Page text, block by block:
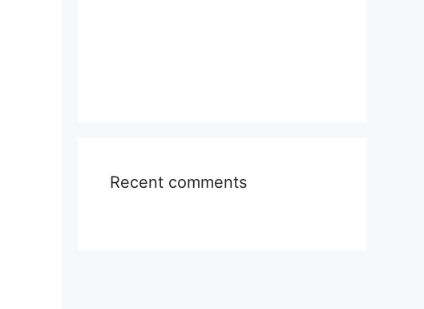
Recent comments